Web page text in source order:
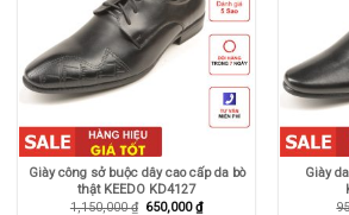
Giày công sở buộc dây cao cấp da bò
thật KEEDO KD4127
1,150,000₫ Giá
650,000₫Giá
Giày